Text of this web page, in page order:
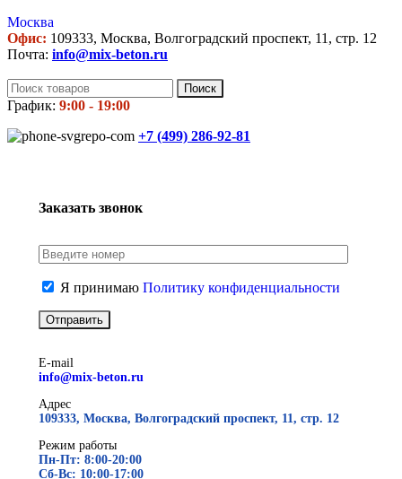
Москва
Офис: 109333, Москва, Волгоградский проспект, 11, стр. 12
Почта: info@mix-beton.ru
Поиск
График: 9:00 - 19:00
+7 (499) 286-92-81
Заказать звонок
Я принимаю Политику конфиденциальности
E-mail
info@mix-beton.ru
Адрес
109333, Москва, Волгоградский проспект, 11, стр. 12
Режим работы
Пн-Пт: 8:00-20:00
Сб-Вс: 10:00-17:00